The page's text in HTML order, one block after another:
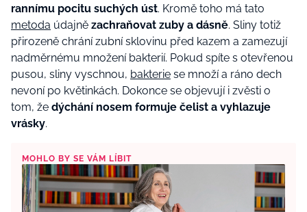
rannímu pocitu suchých úst. Kromě toho má tato
metoda údajně zachraňovat zuby a dásně. Sliny totiž
přirozeně chrání zubní sklovinu před kazem a zamezují
nadměrnému množení bakterií. Pokud spíte s otevřenou
pusou, sliny vyschnou, bakterie se množí a ráno dech
nevoní po květinkách. Dokonce se objevují i zvěsti o
tom, že dýchání nosem formuje čelist a vyhlazuje
vrásky.
MOHLO BY SE VÁM LÍBIT